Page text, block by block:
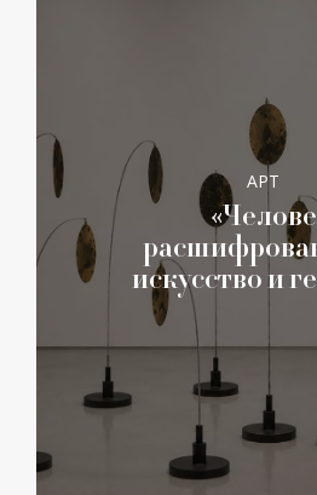
АРТ
искусство и